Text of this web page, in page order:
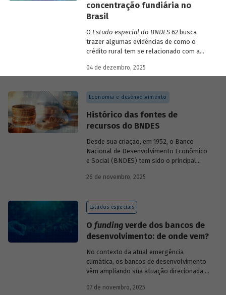
concentração fundiária no
Brasil
O Estudo especial do BNDES 62busca
trazer algumas evidências de como o
crédito rural tem se relacionado com a
papel desempenhado pelo BNDES.
04 de dezembro, 2025
Economia e desenvolvimento
Histórico das fontes de
recursos do BNDES
Desde sua criação, em 1952, o Banco
Nacional de Desenvolvimento Econômico
e Social (BNDES) tem sido o principal
brasileiro, ocupando um espaço central
momentos de crise, como as de 2008 e
da Covid-19, e no combate à emergência
entanto, são necessárias sólidas fontes
de recursos.
26 de novembro, 2025
Estudos especiais
O fundingverde dos bancos de
desenvolvimento: de onde vem?
No contexto da atual emergência
climática, os bancos de desenvolvimento
vêm ampliando sua atuação direcionada à
e, consequentemente, buscado novas
07 de novembro, 2025